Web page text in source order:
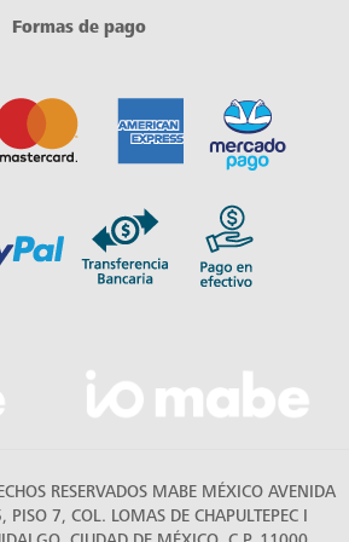
Formas de pago
RESERVADOS MABE MÉXICO AVENIDA
7, COL. LOMAS DE CHAPULTEPEC I